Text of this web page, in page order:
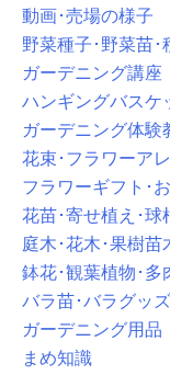
動画･売場の様子
野菜種子･野菜苗
ガーデニング講座
ハンギングバスケ
ガーデニング体験
花束･フラワーア
フラワーギフト･
花苗･寄せ植え･球
庭木･花木･果樹苗
鉢花･観葉植物･多
バラ苗･バラグッズ
ガーデニング用品
まめ知識